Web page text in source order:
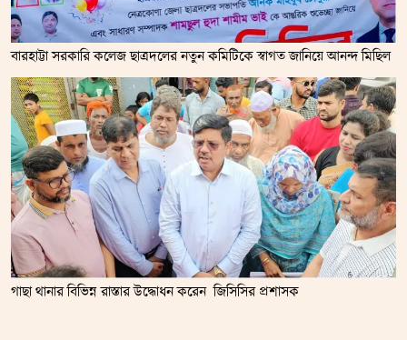
বারহাট্টা সরকারি কলেজ ছাত্রদলের নতুন কমিটিকে স্বাগত জানিয়ে আনন্দ মিছিল
গাছা থানার বিভিন্ন রাস্তার উদ্ধোধন করেন জিসিসির প্রশাসক